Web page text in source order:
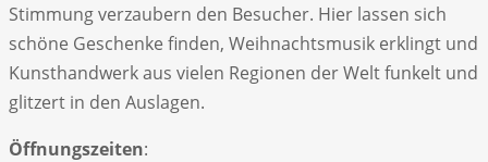
Stimmung verzaubern den Besucher. Hier lassen sich
schöne Geschenke finden, Weihnachtsmusik erklingt und
Kunsthandwerk aus vielen Regionen der Welt funkelt und
glitzert in den Auslagen.
Öffnungszeiten: